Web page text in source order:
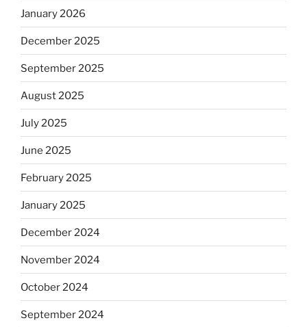
January 2026
December 2025
September 2025
August 2025
July 2025
June 2025
February 2025
January 2025
December 2024
November 2024
October 2024
September 2024